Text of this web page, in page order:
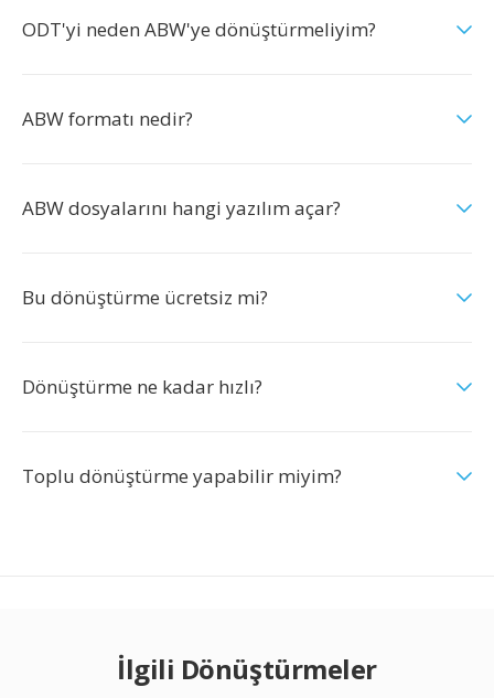
ODT'yi neden ABW'ye dönüştürmeliyim?
ABW formatı nedir?
ABW dosyalarını hangi yazılım açar?
Bu dönüştürme ücretsiz mi?
Dönüştürme ne kadar hızlı?
Toplu dönüştürme yapabilir miyim?
İlgili Dönüştürmeler